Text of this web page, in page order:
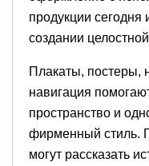
продукции сегодня
создании
Плакаты, постеры,
навигация
пространство и
фирменный стиль.
могут рассказать